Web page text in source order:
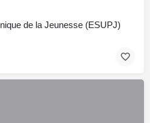
de la Jeunesse (ESUPJ)